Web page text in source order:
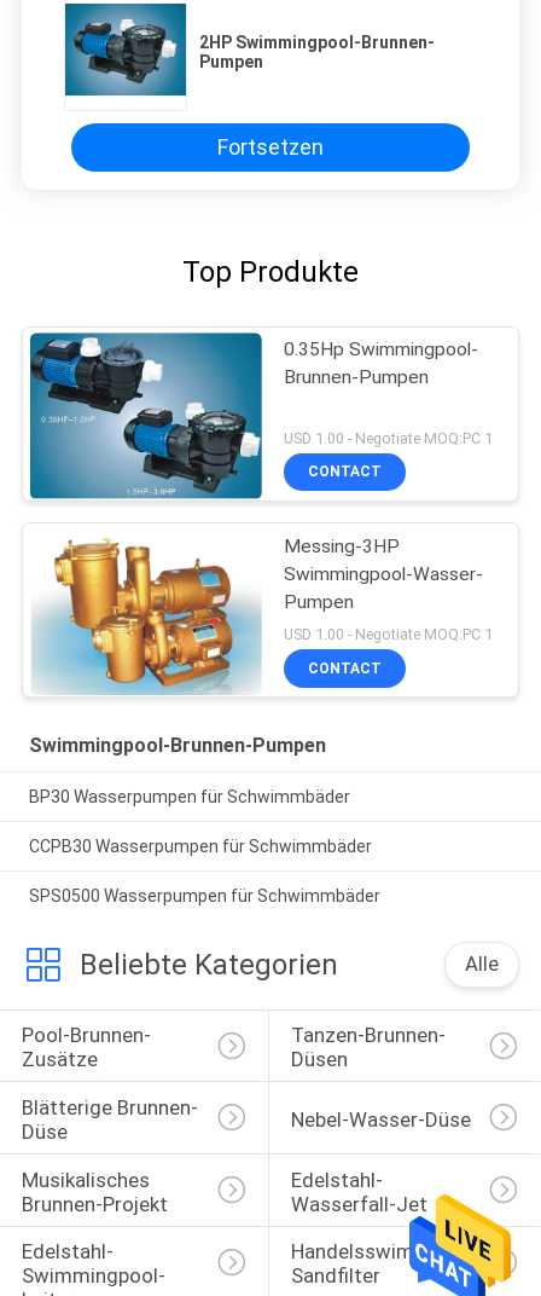
2HP Swimmingpool-Brunnen-
Pumpen
Fortsetzen
Top Produkte
0.35Hp Swimmingpool-
Brunnen-Pumpen
USD 1.00 - Negotiate MOQ:PC 1
CONTACT
Messing-3HP
Swimmingpool-Wasser-
Pumpen
USD 1.00 - Negotiate MOQ:PC 1
CONTACT
Swimmingpool-Brunnen-Pumpen
BP30 Wasserpumpen für Schwimmbäder
CCPB30 Wasserpumpen für Schwimmbäder
SPS0500 Wasserpumpen für Schwimmbäder
Beliebte Kategorien Alle
Pool-Brunnen-
Zusätze
Tanzen-Brunnen-
Düsen
Blätterige Brunnen-
Düse
Nebel-Wasser-Düse
Musikalisches
Brunnen-Projekt
Edelstahl-
Wasserfall-Jet
Edelstahl-
Swimmingpool-
Handelsswimmingpool-
Sandfilter